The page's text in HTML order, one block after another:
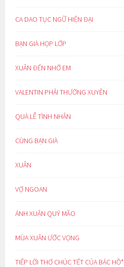
CA DAO TỤC NGỮ HIỆN ĐẠI
BẠN GIÀ HỌP LỚP
XUÂN ĐẾN NHỚ EM
VALENTIN PHẢI THƯỜNG XUYÊN
QUÀ LỄ TÌNH NHÂN
CÙNG BẠN GIÀ
XUÂN
VỢ NGOAN
ÁNH XUÂN QUÝ MÃO
MÙA XUÂN ƯỚC VỌNG
TIẾP LỜI THƠ CHÚC TẾT CỦA BÁC HỒ*